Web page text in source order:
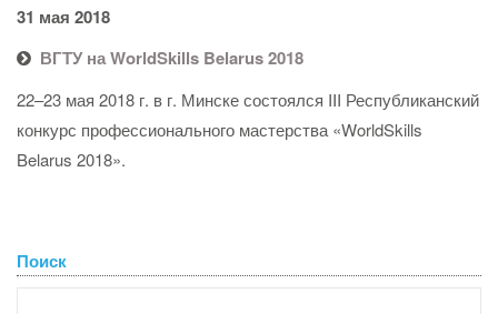
31 мая 2018
ВГТУ на WorldSkills Belarus 2018
22–23 мая 2018 г. в г. Минске состоялся III Республиканский
конкурс профессионального мастерства «WorldSkills
Belarus 2018».
Поиск